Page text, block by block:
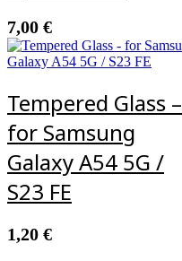
7,00 €
Tempered Glass –
for Samsung
Galaxy A54 5G /
S23 FE
1,20 €